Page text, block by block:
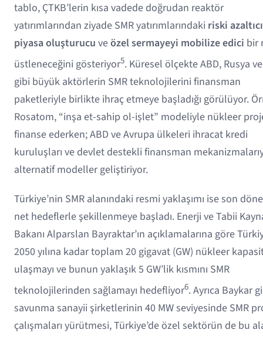
tablo, ÇTKB’lerin kısa vadede doğrudan reaktör
yatırımlarından ziyade SMR yatırımlarındaki riski
piyasa oluşturucu veözel sermayeyi mobilize edici bir
üstleneceğini gösteriyor5. Küresel ölçekte ABD, Rusya
gibi büyük aktörlerin SMR teknolojilerini finansman
paketleriyle birlikte ihraç etmeye başladığı görülüyor.
Rosatom, “inşa et-sahip ol-işlet” modeliyle nükleer
finanse ederken; ABD ve Avrupa ülkeleri ihracat kredi
kuruluşları ve devlet destekli finansman
alternatif modeller geliştiriyor.
Türkiye’nin SMR alanındaki resmi yaklaşımı ise son
net hedeflerle şekillenmeye başladı. Enerji ve Tabii
Bakanı Alparslan Bayraktar’ın açıklamalarına göre
2050 yılına kadar toplam 20 gigavat (GW) nükleer
ulaşmayı ve bunun yaklaşık 5 GW’lik kısmını SMR
teknolojilerinden sağlamayı hedefliyor6. Ayrıca Baykar
savunma sanayii şirketlerinin 40 MW seviyesinde SMR
çalışmaları yürütmesi, Türkiye’de özel sektörün de bu